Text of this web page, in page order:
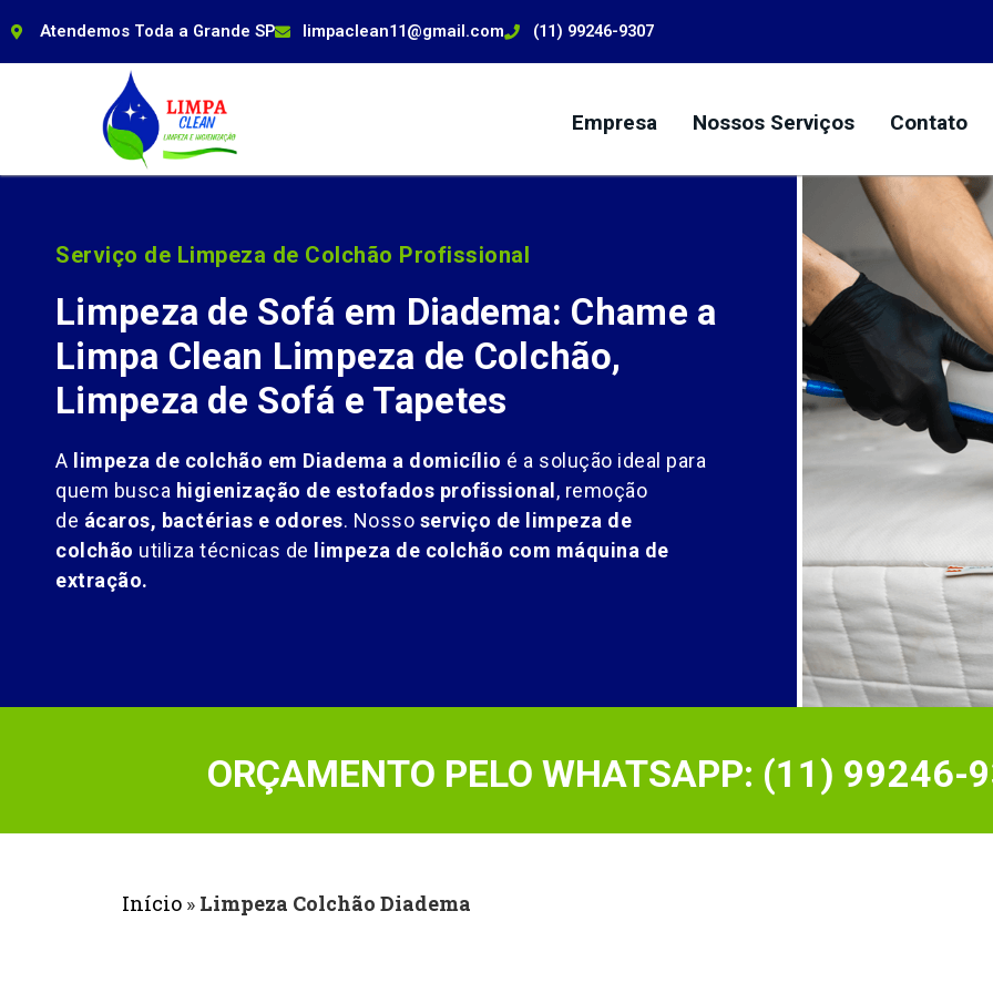
Atendemos Toda a Grande SP limpaclean11@gmail.com (11) 99246-9307
Empresa Nossos Serviços Contato
Serviço de Limpeza de Colchão Profissional
Limpeza de Sofá em Diadema: Chame a
Limpa Clean Limpeza de Colchão,
Limpeza de Sofá e Tapetes
A limpeza de colchão em Diadema a domicílio é a solução ideal para
quem busca higienização de estofados profissional, remoção
de ácaros, bactérias e odores. Nosso serviço de limpeza de
colchão utiliza técnicas de limpeza de colchão com máquina de
extração.
ORÇAMENTO PELO WHATSAPP: (11) 99246-
Início » Limpeza Colchão Diadema